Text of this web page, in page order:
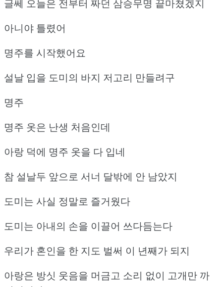
글쎄 오늘은 전부터 짜던 삼승무명 끝마쳤겠지
아니야 틀렸어
명주를 시작했어요
설날 입을 도미의 바지 저고리 만들려구
명주
명주 옷은 난생 처음인데
아랑 덕에 명주 옷을 다 입네
참 설날두 앞으로 서너 달밖에 안 남았지
도미는 사실 정말로 즐거웠다
도미는 아내의 손을 이끌어 쓰다듬는다
우리가 혼인을 한 지도 벌써 이 년째가 되지
아랑은 방싯 웃음을 머금고 소리 없이 고개만 까